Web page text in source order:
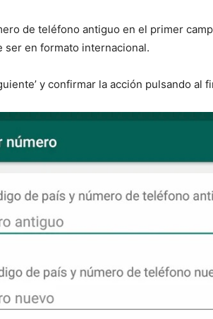
de teléfono antiguo en el primer
ser en formato internacional.
y confirmar la acción pulsando al